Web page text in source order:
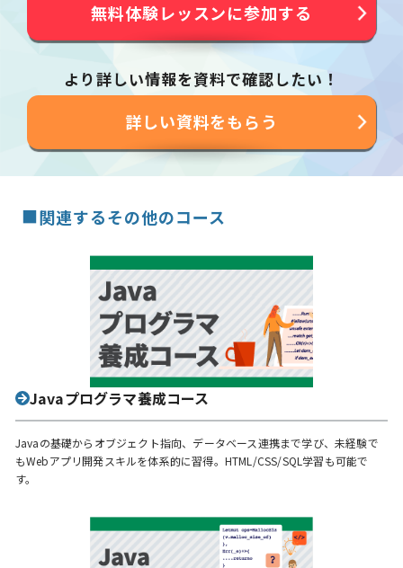
無料体験レッスンに参加する
より詳しい情報を資料で確認したい！
詳しい資料をもらう
■関連するその他のコース
Javaプログラマ養成コース
Javaの基礎からオブジェクト指向、データベース連携まで学び、未経験で
もWebアプリ開発スキルを体系的に習得。HTML/CSS/SQL学習も可能で
す。